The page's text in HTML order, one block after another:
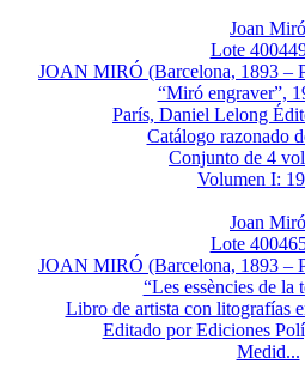
Joan Miró
Lote
JOAN MIRÓ (Barcelona, 1893 –
“Miró engraver”,
París, Daniel Lelong
Catálogo razonado
Conjunto de 4
Volumen I:
Joan Miró
Lote
JOAN MIRÓ (Barcelona, 1893 –
“Les essències de la
Libro de artista con litografías
Editado por Ediciones
Medid...